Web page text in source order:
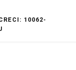
10062-